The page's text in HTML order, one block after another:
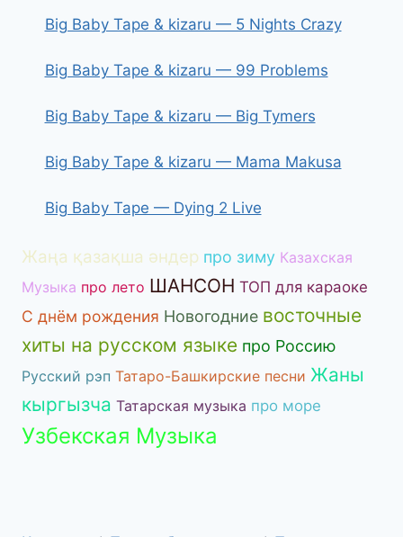
Big Baby Tape & kizaru — 5 Nights Crazy
Big Baby Tape & kizaru — 99 Problems
Big Baby Tape & kizaru — Big Tymers
Big Baby Tape & kizaru — Mama Makusa
Big Baby Tape — Dying 2 Live
Жаңа қазақша әндер про зиму Казахская
Музыка про лето ШАНСОН ТОП для караоке
С днём рождения Новогодние восточные
хиты на русском языке про Россию
Русский рэп Татаро-Башкирские песни Жаны
кыргызча Татарская музыка про море
Узбекская Музыка